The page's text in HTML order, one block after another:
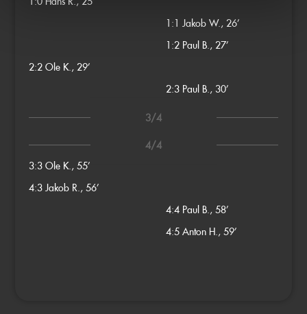
1:1 Jakob W., 26’
1:2 Paul B., 27’
2:2 Ole K., 29’
2:3 Paul B., 30’
3/4
4/4
3:3 Ole K., 55’
4:3 Jakob R., 56’
4:4 Paul B., 58’
4:5 Anton H., 59’